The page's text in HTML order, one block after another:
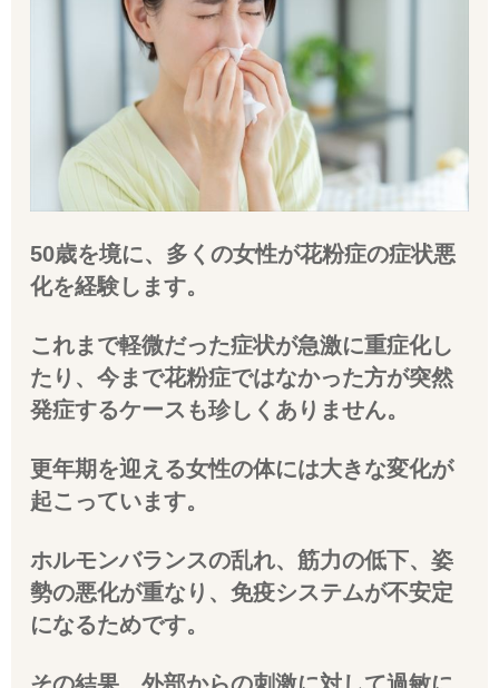
50歳を境に、多くの女性が花粉症の症状悪
化を経験します。
これまで軽微だった症状が急激に重症化し
たり、今まで花粉症ではなかった方が突然
発症するケースも珍しくありません。
更年期を迎える女性の体には大きな変化が
起こっています。
ホルモンバランスの乱れ、筋力の低下、姿
勢の悪化が重なり、免疫システムが不安定
になるためです。